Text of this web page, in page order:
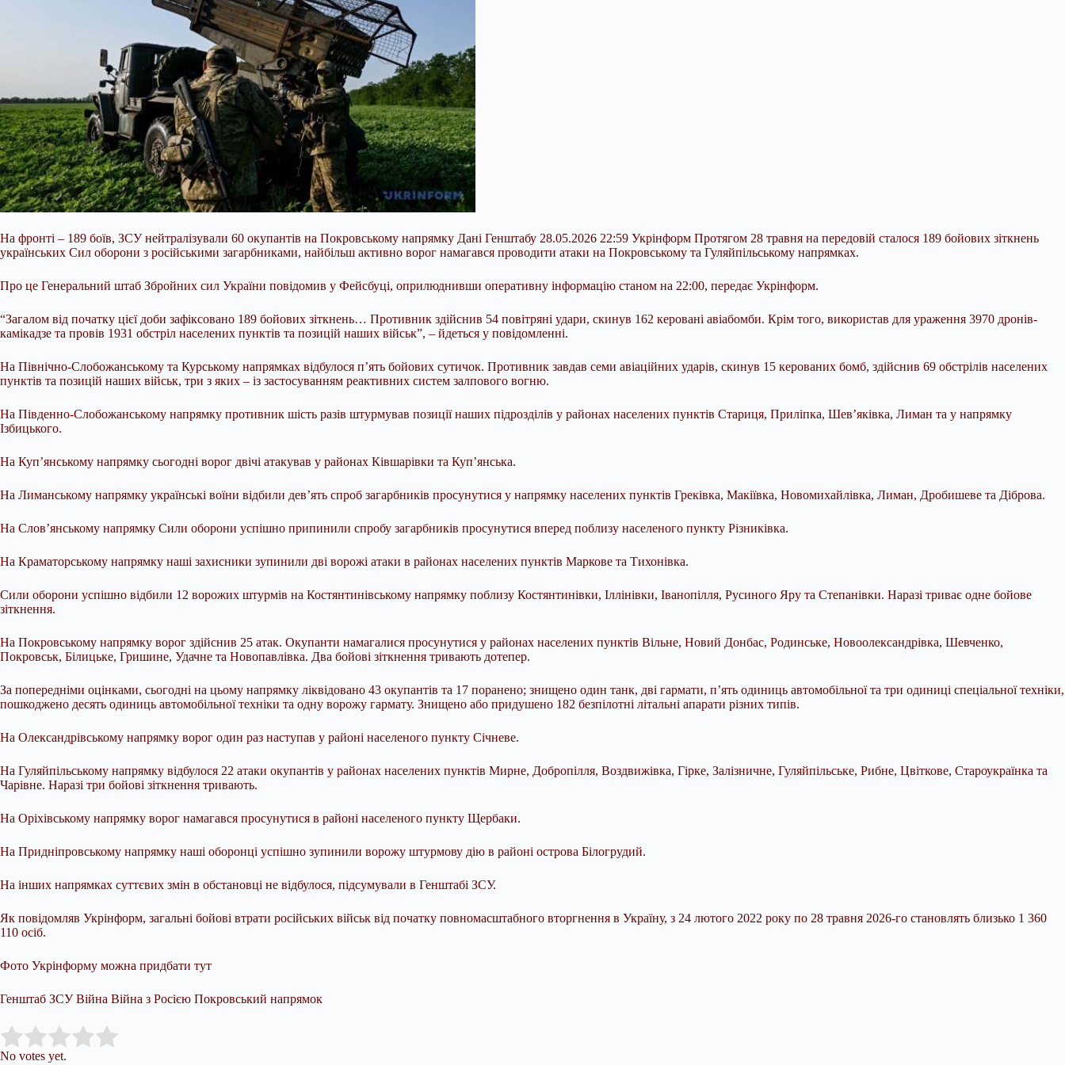
На фронті – 189 боїв, ЗСУ нейтралізували 60 окупантів на Покровському напрямку Дані Генштабу 28.05.2026 22:59 Укрінформ Протягом 28 травня на передовій сталося 189 бойових зіткнень
українських Сил оборони з російськими загарбниками, найбільш активно ворог намагався проводити атаки на Покровському та Гуляйпільському напрямках.
Про це Генеральний штаб Збройних сил України повідомив у Фейсбуці, оприлюднивши оперативну інформацію станом на 22:00, передає Укрінформ.
“Загалом від початку цієї доби зафіксовано 189 бойових зіткнень… Противник здійснив 54 повітряні удари, скинув 162 керовані авіабомби. Крім того, використав для ураження 3970 дронів-
камікадзе та провів 1931 обстріл населених пунктів та позицій наших військ”, – йдеться у повідомленні.
На Північно-Слобожанському та Курському напрямках відбулося п’ять бойових сутичок. Противник завдав семи авіаційних ударів, скинув 15 керованих бомб, здійснив 69 обстрілів населених
пунктів та позицій наших військ, три з яких – із застосуванням реактивних систем залпового вогню.
На Південно-Слобожанському напрямку противник шість разів штурмував позиції наших підрозділів у районах населених пунктів Стариця, Приліпка, Шев’яківка, Лиман та у напрямку
Ізбицького.
На Куп’янському напрямку сьогодні ворог двічі атакував у районах Ківшарівки та Куп’янська.
На Лиманському напрямку українські воїни відбили дев’ять спроб загарбників просунутися у напрямку населених пунктів Греківка, Макіївка, Новомихайлівка, Лиман, Дробишеве та Діброва.
На Слов’янському напрямку Сили оборони успішно припинили спробу загарбників просунутися вперед поблизу населеного пункту Різниківка.
На Краматорському напрямку наші захисники зупинили дві ворожі атаки в районах населених пунктів Маркове та Тихонівка.
Сили оборони успішно відбили 12 ворожих штурмів на Костянтинівському напрямку поблизу Костянтинівки, Іллінівки, Іванопілля, Русиного Яру та Степанівки. Наразі триває одне бойове
зіткнення.
На Покровському напрямку ворог здійснив 25 атак. Окупанти намагалися просунутися у районах населених пунктів Вільне, Новий Донбас, Родинське, Новоолександрівка, Шевченко,
Покровськ, Білицьке, Гришине, Удачне та Новопавлівка. Два бойові зіткнення тривають дотепер.
За попередніми оцінками, сьогодні на цьому напрямку ліквідовано 43 окупантів та 17 поранено; знищено один танк, дві гармати, п’ять одиниць автомобільної та три одиниці спеціальної техніки,
пошкоджено десять одиниць автомобільної техніки та одну ворожу гармату. Знищено або придушено 182 безпілотні літальні апарати різних типів.
На Олександрівському напрямку ворог один раз наступав у районі населеного пункту Січневе.
На Гуляйпільському напрямку відбулося 22 атаки окупантів у районах населених пунктів Мирне, Добропілля, Воздвижівка, Гірке, Залізничне, Гуляйпільське, Рибне, Цвіткове, Староукраїнка та
Чарівне. Наразі три бойові зіткнення тривають.
На Оріхівському напрямку ворог намагався просунутися в районі населеного пункту Щербаки.
На Придніпровському напрямку наші оборонці успішно зупинили ворожу штурмову дію в районі острова Білогрудий.
На інших напрямках суттєвих змін в обстановці не відбулося, підсумували в Генштабі ЗСУ.
Як повідомляв Укрінформ, загальні бойові втрати російських військ від початку повномасштабного вторгнення в Україну, з 24 лютого 2022 року по 28 травня 2026-го становлять близько 1 360
110 осіб.
Фото Укрінформу можна придбати тут
Генштаб ЗСУ Війна Війна з Росією Покровський напрямок
Rate this item:
No votes yet.